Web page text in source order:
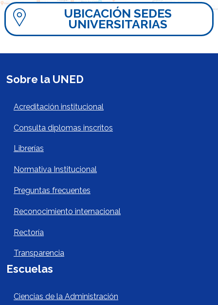
UBICACIÓN SEDES
UNIVERSITARIAS
Sobre la UNED
Acerca de la UNED Footer
Acreditación institucional
Consulta diplomas inscritos
Librerías
Normativa Institucional
Preguntas frecuentes
Reconocimiento internacional
Rectoría
Transparencia
Escuelas
Escuelas Footer
Ciencias de la Administración